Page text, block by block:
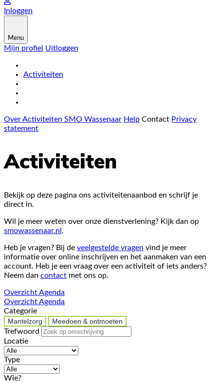
Inloggen
Menu
Mijn profiel Uitloggen
Activiteiten
Over Activiteiten SMO Wassenaar Help Contact Privacy
statement
Activiteiten
Bekijk op deze pagina ons activiteitenaanbod en schrijf je
direct in.
Wil je meer weten over onze dienstverlening? Kijk dan op
smowassenaar.nl .
Heb je vragen? Bij de veelgestelde vragen vind je meer
informatie over online inschrijven en het aanmaken van een
account. Heb je een vraag over een activiteit of iets anders?
Neem dan contact met ons op.
OverzichtAgenda
OverzichtAgenda
Categorie
Mantelzorg
Meedoen & ontmoeten
Trefwoord
Locatie
Type
Wie?